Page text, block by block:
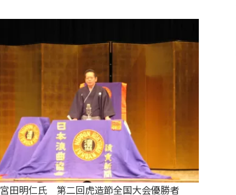
宮田明仁氏 第二回虎造節全国大会優勝者